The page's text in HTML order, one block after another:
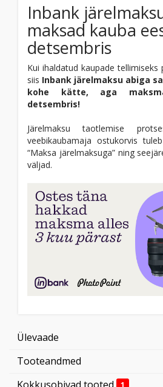
Inbank
maksad kauba
detsembris
Kui ihaldatud kaupade tellimiseks
siis Inbank järelmaksu abiga
kohe kätte, aga
detsembris!
Järelmaksu taotlemise
veebikaubamaja ostukorvis
“Maksa järelmaksuga” ning
väljad.
Ülevaade
Tooteandmed